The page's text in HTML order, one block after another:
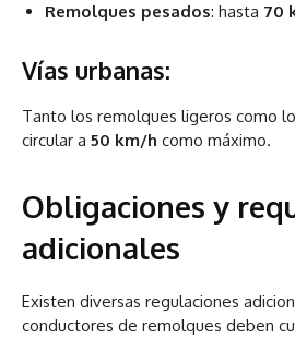
Remolques pesados: hasta 70
Vías urbanas:
Tanto los remolques ligeros como
circular a 50 km/h como máximo.
Obligaciones y
adicionales
Existen diversas regulaciones
conductores de remolques deben